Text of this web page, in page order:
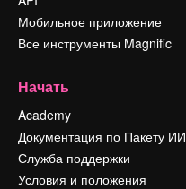
Мобильное приложение
Все инструменты Magnific
Начать
Academy
Документация по Пакету ИИ
Служба поддержки
Условия и положения